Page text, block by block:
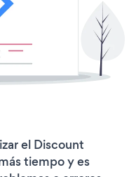
el Discount
tiempo y es